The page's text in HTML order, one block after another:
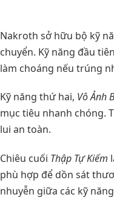
Nakroth sở hữu bộ kỹ
chuyển. Kỹ năng đầu
làm choáng nếu trúng
Kỹ năng thứ hai, Vô Ảnh
mục tiêu nhanh chóng.
lui an toàn.
Chiêu cuối Thập Tự Kiếm
phù hợp để dồn sát
nhuyễn giữa các kỹ